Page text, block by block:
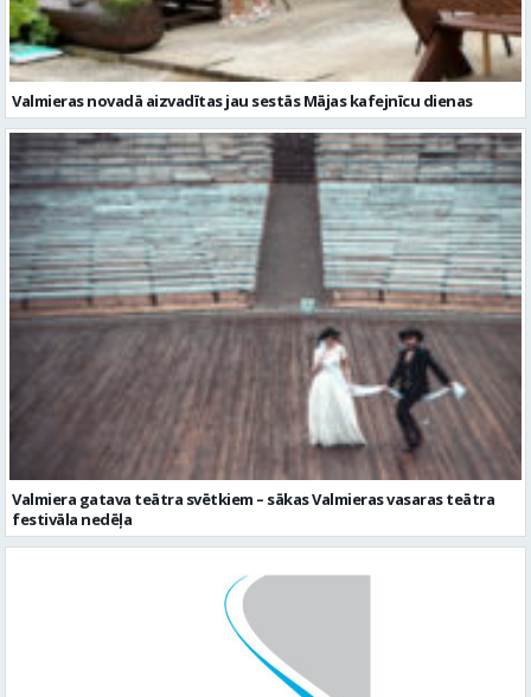
Valmieras novadā aizvadītas jau sestās Mājas kafejnīcu dienas
Valmiera gatava teātra svētkiem – sākas Valmieras vasaras teātra
festivāla nedēļa